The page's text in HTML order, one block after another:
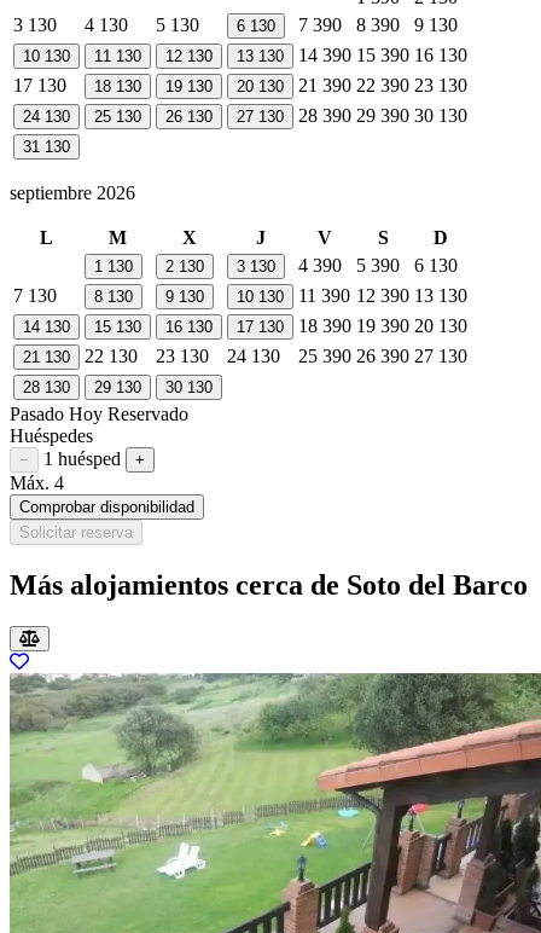
3 130 4 130 5 130 6 130 7 390 8 390 9 130
10 130 11 130 12 130 13 130 14 390 15 390 16 130
17 130 18 130 19 130 20 130 21 390 22 390 23 130
24 130 25 130 26 130 27 130 28 390 29 390 30 130
31 130
septiembre 2026
L M X J V S D
1 130 2 130 3 130 4 390 5 390 6 130
7 130 8 130 9 130 10 130 11 390 12 390 13 130
14 130 15 130 16 130 17 130 18 390 19 390 20 130
21 130 22 130 23 130 24 130 25 390 26 390 27 130
28 130 29 130 30 130
Pasado Hoy Reservado
Huéspedes
Restar huésped
− 1 huésped Sumar huésped
+
Máx. 4
Comprobar disponibilidad
Solicitar reserva
Más alojamientos cerca de Soto del Barco